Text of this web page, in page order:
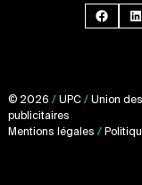
© 2026 / UPC / Union
publicitaires
Mentions légales /